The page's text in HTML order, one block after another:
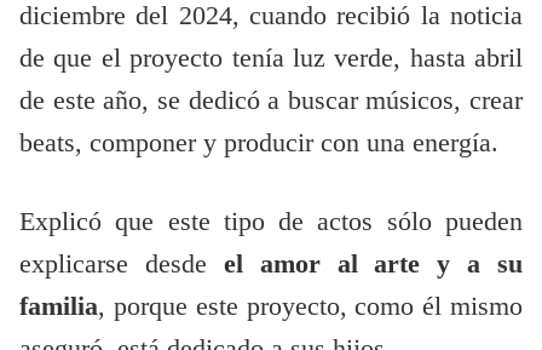
diciembre del 2024, cuando recibió la noticia
de que el proyecto tenía luz verde, hasta abril
de este año, se dedicó a buscar músicos, crear
beats, componer y producir con una energía.
Explicó que este tipo de actos sólo pueden
explicarse desde el amor al arte y a su
familia, porque este proyecto, como él mismo